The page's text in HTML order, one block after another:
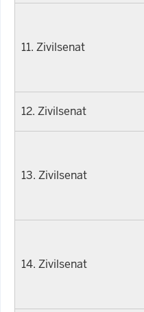
11. Zivilsenat
12. Zivilsenat
13. Zivilsenat
14. Zivilsenat